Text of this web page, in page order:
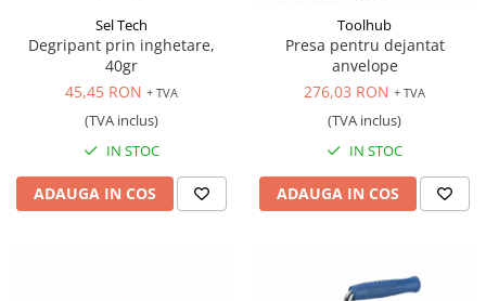
Sel Tech
Degripant prin inghetare,
40gr
45,45 RON + TVA
(TVA inclus)
IN STOC
ADAUGA IN COS
Toolhub
Presa pentru dejantat
anvelope
276,03 RON + TVA
(TVA inclus)
IN STOC
ADAUGA IN COS